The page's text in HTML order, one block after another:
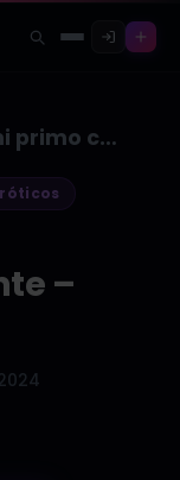
Yo y mi primo caliente –…
–